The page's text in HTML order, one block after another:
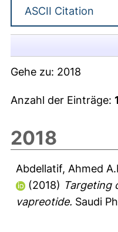
Gehe zu: 2018
Anzahl der Einträge: 1
2018
Abdellatif, Ahmed
(2018) Targeting
vapreotide. Saudi